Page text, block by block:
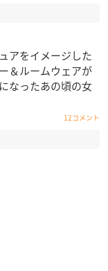
アをイメージした
＆ルームウェアが
なったあの頃の女
12コメント